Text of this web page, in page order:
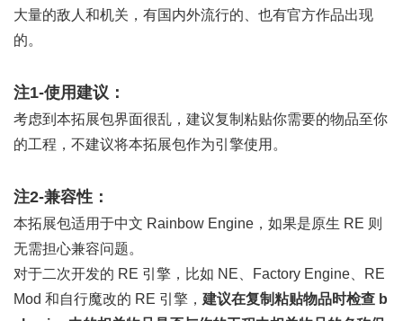
大量的敌人和机关，有国内外流行的、也有官方作品出现
的。
注1-使用建议：
考虑到本拓展包界面很乱，建议复制粘贴你需要的物品至你
的工程，不建议将本拓展包作为引擎使用。
注2-兼容性：
本拓展包适用于中文 Rainbow Engine，如果是原生 RE 则
无需担心兼容问题。
对于二次开发的 RE 引擎，比如 NE、Factory Engine、RE
Mod 和自行魔改的 RE 引擎， 建议在复制粘贴物品时检查 b